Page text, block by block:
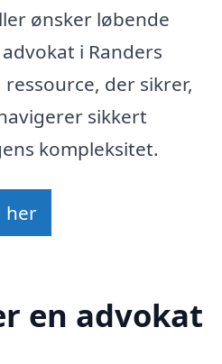
ønsker løbende
i Randers
der sikrer,
sikkert
kompleksitet.
her
en advokat